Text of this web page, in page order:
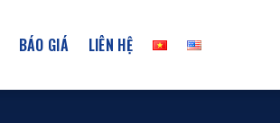
BÁO GIÁ LIÊN HỆ